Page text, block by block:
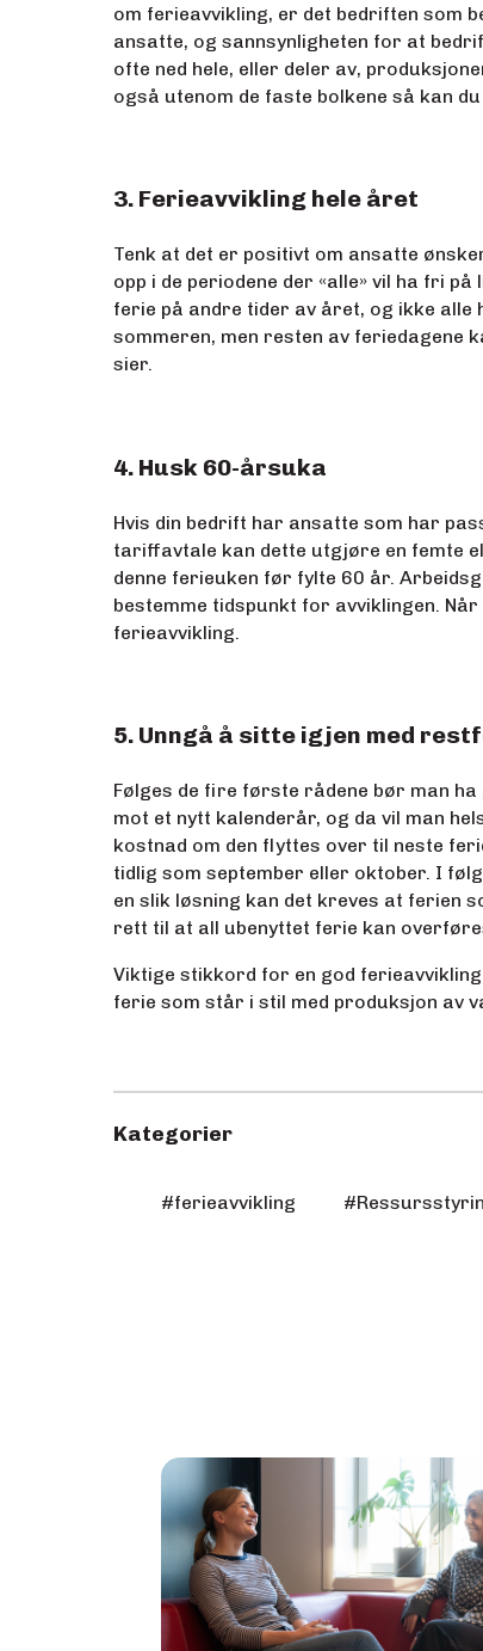
om ferieavvikling, er det bedriften som
ansatte, og sannsynligheten for at
ofte ned hele, eller deler av,
også utenom de faste bolkene så kan
3. Ferieavvikling hele året
Tenk at det er positivt om ansatte
opp i de periodene der «alle» vil ha fri
ferie på andre tider av året, og ikke
sommeren, men resten av feriedagene
sier.
4. Husk 60-årsuka
Hvis din bedrift har ansatte som har
tariffavtale kan dette utgjøre en femte
denne ferieuken før fylte 60 år.
bestemme tidspunkt for avviklingen.
ferieavvikling.
5. Unngå å sitte igjen med
Følges de fire første rådene bør man
mot et nytt kalenderår, og da vil man
kostnad om den flyttes over til neste
tidlig som september eller oktober. I
en slik løsning kan det kreves at ferien
rett til at all ubenyttet ferie kan
Viktige stikkord for en god
ferie som står i stil med produksjon av
Kategorier
#ferieavvikling #